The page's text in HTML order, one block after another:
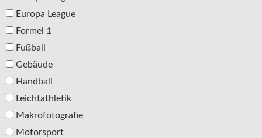
Europa League
Formel 1
Fußball
Gebäude
Handball
Leichtathletik
Makrofotografie
Motorsport